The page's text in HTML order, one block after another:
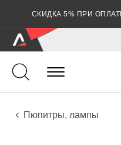
СКИДКА 5% ПРИ
Ударные
Тарелки
Аксессуары
Пюпитры, лампы